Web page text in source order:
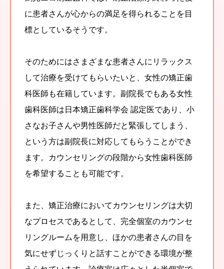
に患者さんが心からの満足を得られることを目
標としているそうです。
そのためにはさまざまな患者さんにリラックス
して治療を受けてもらいたいと、女性の矯正歯
科医師も在籍しています。副院長でもある女性
歯科医師は日本矯正歯科学会 認定医であり、小
さなお子さんや男性医師だと緊張してしまう、
という方は副院長に対応してもらうことができ
ます。カウンセリングの段階から女性歯科医師
を希望することも可能です。
また、矯正治療においてカウンセリングは大切
なプロセスであるとして、完全個室のカウンセ
リングルームを用意し、ほかの患者さんの目を
気にせずじっくりと話すことができる環境が整